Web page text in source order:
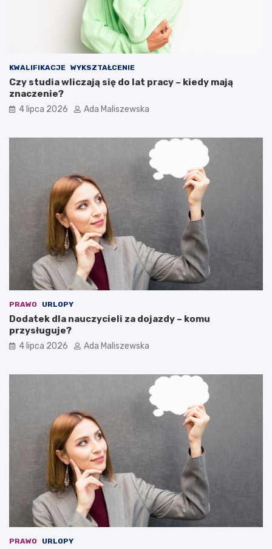
KWALIFIKACJE WYKSZTAŁCENIE
Czy studia wliczają się do lat pracy – kiedy mają
znaczenie?
4 lipca 2026 Ada Maliszewska
PRAWO URLOPY
Dodatek dla nauczycieli za dojazdy – komu
przysługuje?
4 lipca 2026 Ada Maliszewska
PRAWO URLOPY